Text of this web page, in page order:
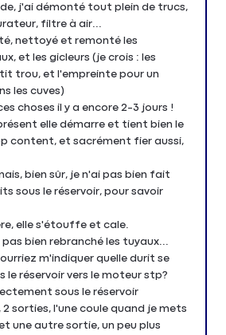
j'ai démonté tout plein de trucs,
filtre à air...
nettoyé et remonté les
et les gicleurs (je crois : les
trou, et l'empreinte pour un
les cuves)
choses il y a encore 2-3 jours !
elle démarre et tient bien le
content, et sacrément fier aussi,
bien sûr, je n'ai pas bien fait
sous le réservoir, pour savoir
elle s'étouffe et cale.
pas bien rebranché les tuyaux...
m'indiquer quelle durit se
le réservoir vers le moteur stp?
sous le réservoir
2 sorties, l'une coule quand je mets
une autre sortie, un peu plus